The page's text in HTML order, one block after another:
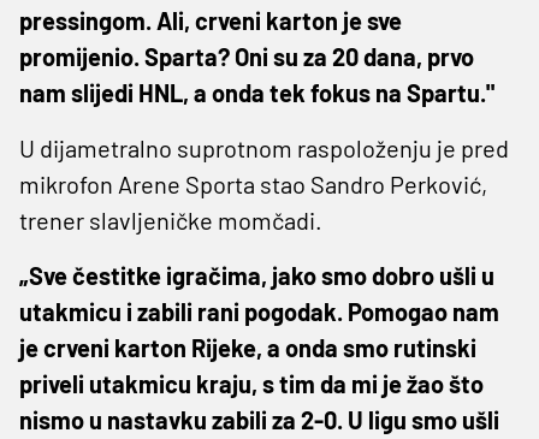
pressingom. Ali, crveni karton je sve
promijenio. Sparta? Oni su za 20 dana, prvo
nam slijedi HNL, a onda tek fokus na Spartu."
U dijametralno suprotnom raspoloženju je pred
mikrofon Arene Sporta stao Sandro Perković,
trener slavljeničke momčadi.
„Sve čestitke igračima, jako smo dobro ušli u
utakmicu i zabili rani pogodak. Pomogao nam
je crveni karton Rijeke, a onda smo rutinski
priveli utakmicu kraju, s tim da mi je žao što
nismo u nastavku zabili za 2-0. U ligu smo ušli